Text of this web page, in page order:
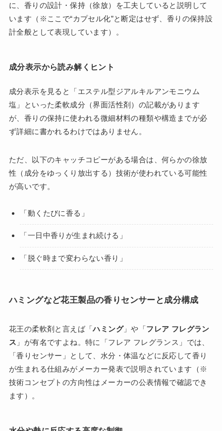
に、香りの設計・保持（徐放）を工夫していると説明して
います（※ここで“カプセル化”と断定はせず、香りの保持設
計全般として表現しています）。
成分表示から読み解くヒント
成分表示を見ると「エステル型ジアルキルアンモニウム
塩」といった柔軟成分（界面活性剤）の記載があります
が、香りの保持に使われる微細材料の種類や構造までが必
ず詳細に書かれるわけではありません。
ただ、以下のキャッチコピーがある場合は、何らかの徐放
性（成分をゆっくり放出する）技術が使われている可能性
が高いです。
「動くたびに香る」
「一日中香りが生まれ続ける」
「脱ぐ時まで変わらない香り」
ハミングなど花王製品の香りセンサーと成分構成
花王の柔軟剤と言えば「ハミング」や「フレア フレグラン
ス 」が有名ですよね。特に「フレア フレグランス」では、
「香りセンサー」として、水分・体温などに反応して香り
が生まれる仕組みがメーカー発表で説明されています（※
技術コンセプトの方向性はメーカーの公表情報で確認でき
ます）。